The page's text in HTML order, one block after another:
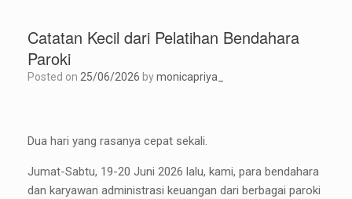
Catatan Kecil dari Pelatihan Bendahara
Paroki
Posted on 25/06/2026 bymonicapriya_
Dua hari yang rasanya cepat sekali.
Jumat-Sabtu, 19-20 Juni 2026 lalu, kami, para bendahara
dan karyawan administrasi keuangan dari berbagai paroki